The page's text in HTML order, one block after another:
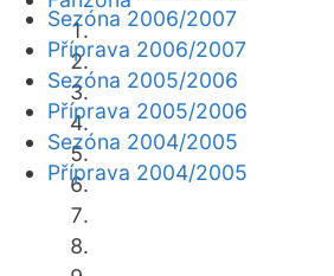
Sezóna 2006/2007
Příprava 2006/2007
Sezóna 2005/2006
Příprava 2005/2006
Sezóna 2004/2005
Příprava 2004/2005